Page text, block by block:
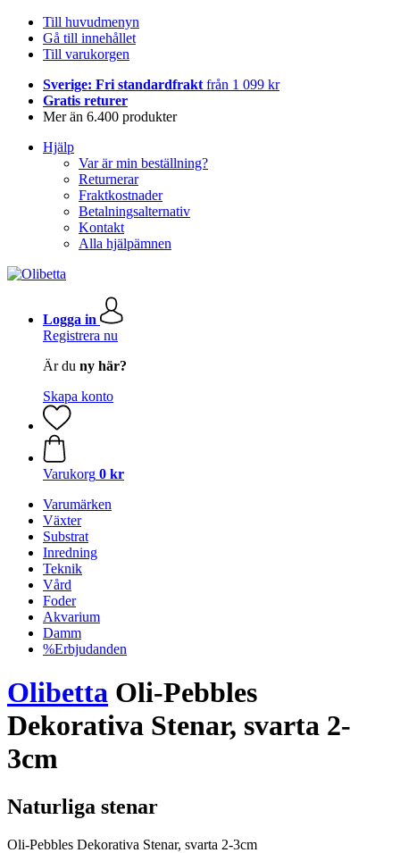
Till huvudmenyn
Gå till innehållet
Till varukorgen
Sverige: Fri standardfrakt från 1 099 kr
Gratis returer
Mer än 6.400 produkter
Hjälp
Var är min beställning?
Returnerar
Fraktkostnader
Betalningsalternativ
Kontakt
Alla hjälpämnen
Logga in
Registrera nu
Är du ny här?
Skapa konto
Varukorg 0 kr
Varumärken
Växter
Substrat
Inredning
Teknik
Vård
Foder
Akvarium
Damm
%Erbjudanden
Olibetta Oli-Pebbles
Dekorativa Stenar, svarta 2-
3cm
Naturliga stenar
Oli-Pebbles Dekorativa Stenar, svarta 2-3cm